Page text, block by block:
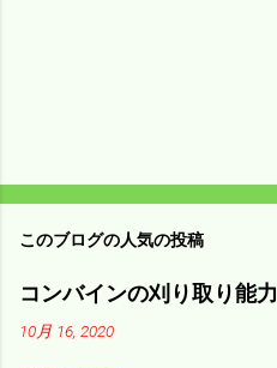
このブログの人気の投稿
コンバインの刈り取り能力
10月 16, 2020